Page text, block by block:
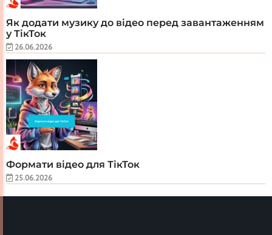
Як додати музику до відео перед завантаженням
у ТікТок
26.06.2026
Формати відео для ТікТок
25.06.2026